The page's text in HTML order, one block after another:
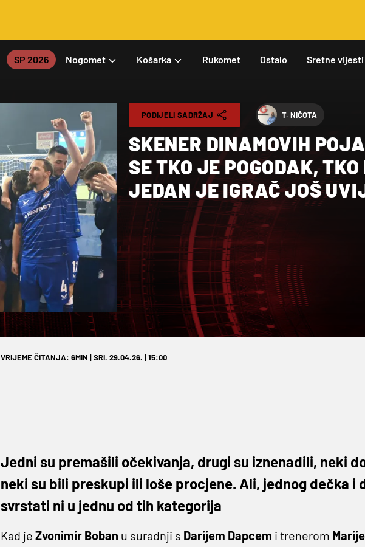
SP 2026 Nogomet Košarka Rukomet Ostalo Sretne vijesti
PODIJELI SADRŽAJ T. NIČOTA
SKENER DINAMOVIH
SE TKO JE POGODAK,
JEDAN JE IGRAČ JOŠ
VRIJEME ČITANJA: 6MIN | SRI. 29.04.26. | 15:00
Jedni su premašili očekivanja, drugi su iznenadili, neki
neki su bili preskupi ili loše procjene. Ali, jednog dečka i
svrstati ni u jednu od tih kategorija
Kad je Zvonimir Boban u suradnji s Darijem Dapcem i trenerom